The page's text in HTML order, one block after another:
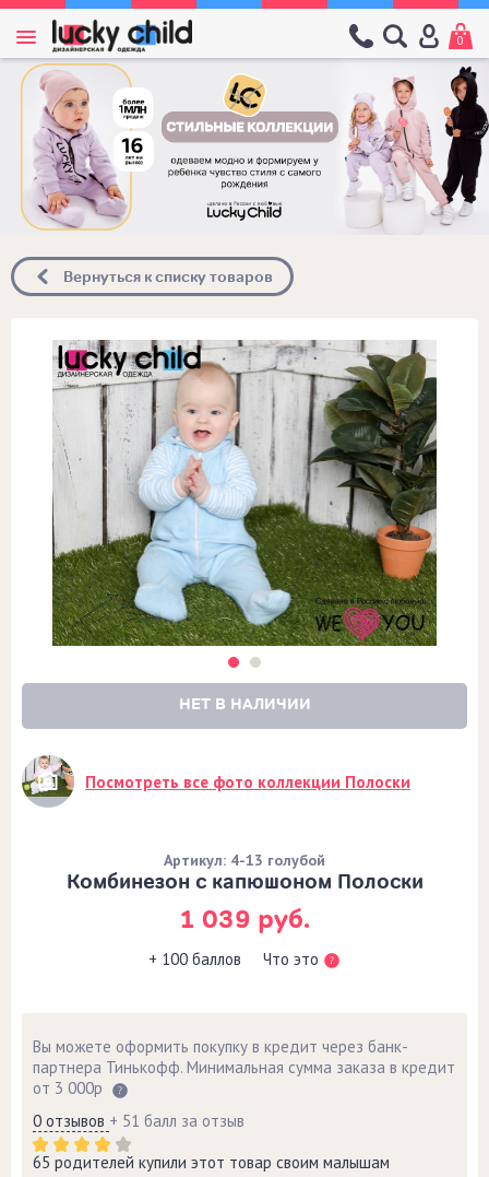
0
Вернуться к списку товаров
НЕТ В НАЛИЧИИ
Посмотреть все фото коллекции Полоски
1 039 руб.
Комбинезон с капюшоном Полоски
Артикул: 4-13 голубой
+ 100 баллов Что это
Вы можете оформить покупку в кредит через банк-
партнера Тинькофф. Минимальная сумма заказа в кредит
от 3 000р
0 отзывов + 51 балл за отзыв
65 родителей купили этот товар своим малышам